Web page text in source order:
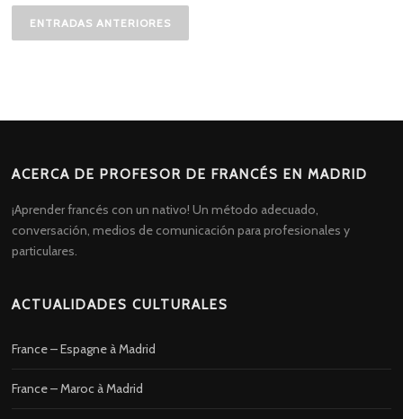
de
entradas
ENTRADAS ANTERIORES
ACERCA DE PROFESOR DE FRANCÉS EN MADRID
¡Aprender francés con un nativo! Un método adecuado,
conversación, medios de comunicación para profesionales y
particulares.
ACTUALIDADES CULTURALES
France – Espagne à Madrid
France – Maroc à Madrid